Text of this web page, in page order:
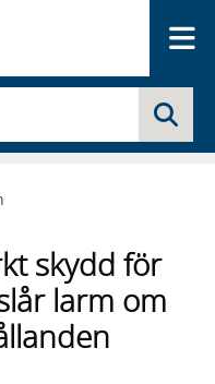
skydd för
larm om